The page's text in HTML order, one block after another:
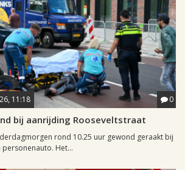
11:18 0
bij aanrijding Rooseveltstraat
rond 10.25 uur gewond geraakt bij
Het...